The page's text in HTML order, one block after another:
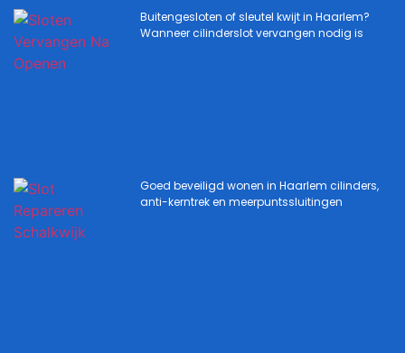
Buitengesloten of sleutel kwijt in Haarlem?
Wanneer cilinderslot vervangen nodig is
Goed beveiligd wonen in Haarlem cilinders,
anti-kerntrek en meerpuntssluitingen